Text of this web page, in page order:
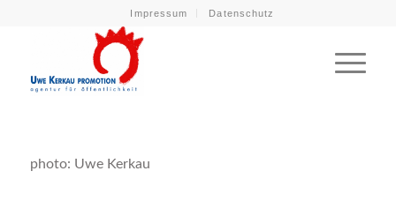
Impressum Datenschutz
photo: Uwe Kerkau